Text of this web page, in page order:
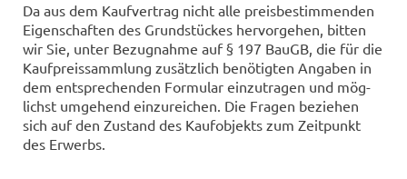
Da aus dem Kauf­ver­trag nicht alle preis­be­stim­men­den
Ei­gen­schaf­ten des Grund­stü­ckes her­vor­ge­hen, bit­ten
wir Sie, unter Be­zug­nah­me auf § 197 BauGB, die für die
Kauf­preis­samm­lung zu­sätz­lich be­nö­tig­ten An­ga­ben in
dem ent­spre­chen­den For­mu­lar ein­zu­tra­gen und mög­
lichst um­ge­hend ein­zu­rei­chen. Die Fra­gen be­zie­hen
sich auf den Zu­stand des Kauf­ob­jekts zum Zeit­punkt
des Er­werbs.